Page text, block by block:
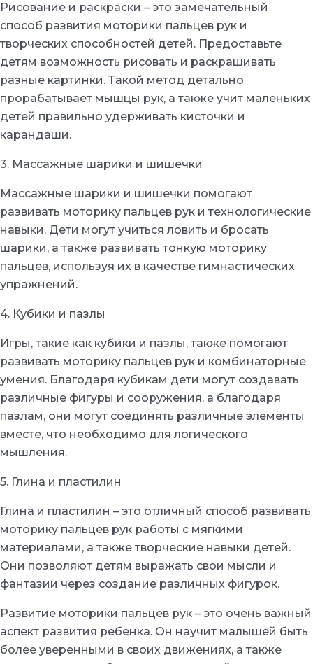
Рисование и раскраски – это замечательный
способ развития моторики пальцев рук и
творческих способностей детей. Предоставьте
детям возможность рисовать и раскрашивать
разные картинки. Такой метод детально
прорабатывает мышцы рук, а также учит маленьких
детей правильно удерживать кисточки и
карандаши.
3. Массажные шарики и шишечки
Массажные шарики и шишечки помогают
развивать моторику пальцев рук и технологические
навыки. Дети могут учиться ловить и бросать
шарики, а также развивать тонкую моторику
пальцев, используя их в качестве гимнастических
упражнений.
4. Кубики и пазлы
Игры, такие как кубики и пазлы, также помогают
развивать моторику пальцев рук и комбинаторные
умения. Благодаря кубикам дети могут создавать
различные фигуры и сооружения, а благодаря
пазлам, они могут соединять различные элементы
вместе, что необходимо для логического
мышления.
5. Глина и пластилин
Глина и пластилин – это отличный способ развивать
моторику пальцев рук работы с мягкими
материалами, а также творческие навыки детей.
Они позволяют детям выражать свои мысли и
фантазии через создание различных фигурок.
Развитие моторики пальцев рук – это очень важный
аспект развития ребенка. Он научит малышей быть
более уверенными в своих движениях, а также